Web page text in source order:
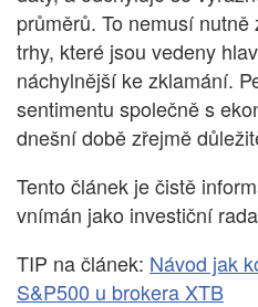
průměrů. To nemusí
trhy, které jsou vedeny
náchylnější ke zklamání.
sentimentu společně s
dnešní době zřejmě
Tento článek je čistě
vnímán jako investiční
TIP na článek: Návod jak
S&P500 u brokera XTB